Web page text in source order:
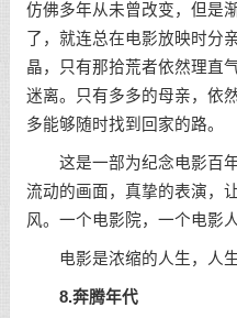
仿佛多年从未曾改变，但是
了，就连总在电影放映时分
晶，只有那拾荒者依然理直
迷离。只有多多的母亲，依
多能够随时找到回家的路。
这是一部为纪念电影百年
流动的画面，真挚的表演，
风。一个电影院，一个电影
电影是浓缩的人生，人
8.奔腾年代